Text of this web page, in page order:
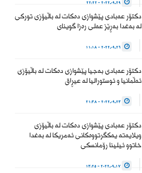
العبادي
(@HaiderAlAbadi)
دکتۆر عەبادی پێشوازی دەکات لە باڵیۆزی تورکی
لە بەغدا بەڕێز عەلی رەزا گوینای
دکتۆر عەبادی بەجیا پێشوازی دەکات لە باڵیۆزی
ئەڵمانیا و ئوستورالیا لە عیڕاق
دکتۆر عەبادی پێشوازی دەکات لە باڵیۆزی
ویلایەتە یەکگرتووەکانی ئەمریکا لە بەغدا
خاتوو ئیلینا رۆمانسکی